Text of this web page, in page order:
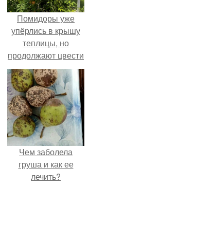
Помидоры уже
упёрлись в крышу
теплицы, но
продолжают цвести
как сумасшедшие?
Чем заболела
груша и как ее
лечить?